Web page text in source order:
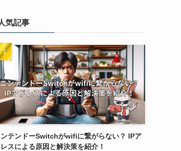
気記事
テンドーSwitchがwifiに繋がらない？ IPア
レスによる原因と解決策を紹介！